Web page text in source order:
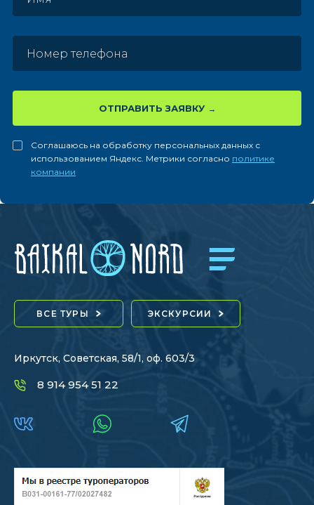
ОТПРАВИТЬ ЗАЯВКУ
Соглашаюсь на обработку персональных данных с
использованием Яндекс. Метрики согласно политике
компании
ВСЕ ТУРЫ ЭКСКУРСИИ
Иркутск, Советская, 58/1, оф. 603/3
8 914 954 51 22